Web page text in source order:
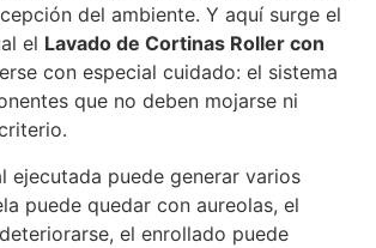
del ambiente. Y aquí surge el
el Lavado de Cortinas Roller con
con especial cuidado: el sistema
que no deben mojarse ni
ejecutada puede generar varios
puede quedar con aureolas, el
el enrollado puede